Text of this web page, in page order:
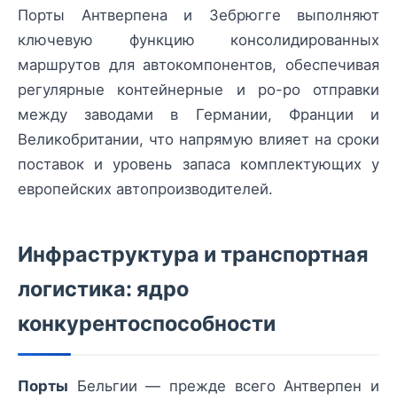
Порты Антверпена и Зебрюгге выполняют
ключевую функцию консолидированных
маршрутов для автокомпонентов, обеспечивая
регулярные контейнерные и ро-ро отправки
между заводами в Германии, Франции и
Великобритании, что напрямую влияет на сроки
поставок и уровень запаса комплектующих у
европейских автопроизводителей.
Инфраструктура и транспортная
логистика: ядро
конкурентоспособности
Порты Бельгии — прежде всего Антверпен и